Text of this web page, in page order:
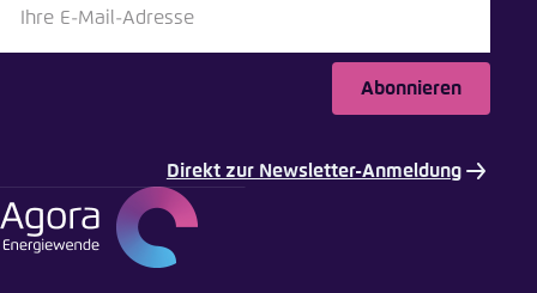
Abonnieren
Direkt zur Newsletter-Anmeldung